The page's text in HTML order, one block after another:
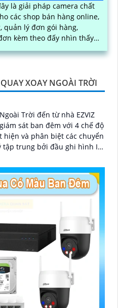
là giải pháp camera chất
các shop bán hàng online,
quản lý đơn gói hàng,
kèm theo đấy nhìn thấy
XOAY NGOÀI TRỜI
Trời đến từ nhà EZVIZ
sát ban đêm với 4 chế độ
hiện và phân biệt các chuyển
trung bởi đầu ghi hình IP